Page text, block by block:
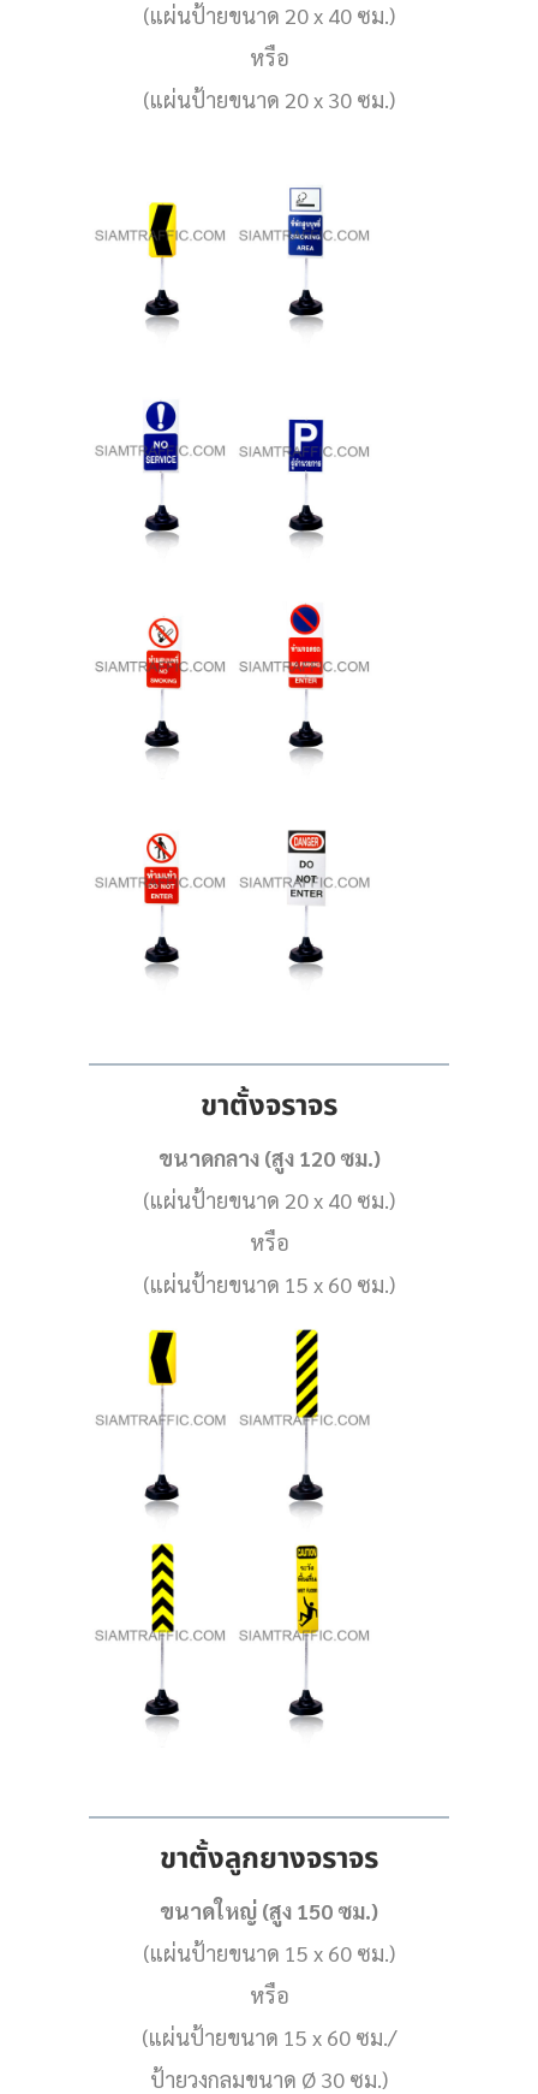
(แผ่นป้ายขนาด 20 x 40 ซม.)
หรือ
(แผ่นป้ายขนาด 20 x 30 ซม.)
ขาตั้งจราจร
ขนาดกลาง (สูง 120 ซม.)
(แผ่นป้ายขนาด 20 x 40 ซม.)
หรือ
(แผ่นป้ายขนาด 15 x 60 ซม.)
ขาตั้งลูกยางจราจร
ขนาดใหญ่ (สูง 150 ซม.)
(แผ่นป้ายขนาด 15 x 60 ซม.)
หรือ
(แผ่นป้ายขนาด 15 x 60 ซม./
ป้ายวงกลมขนาด Ø 30 ซม.)